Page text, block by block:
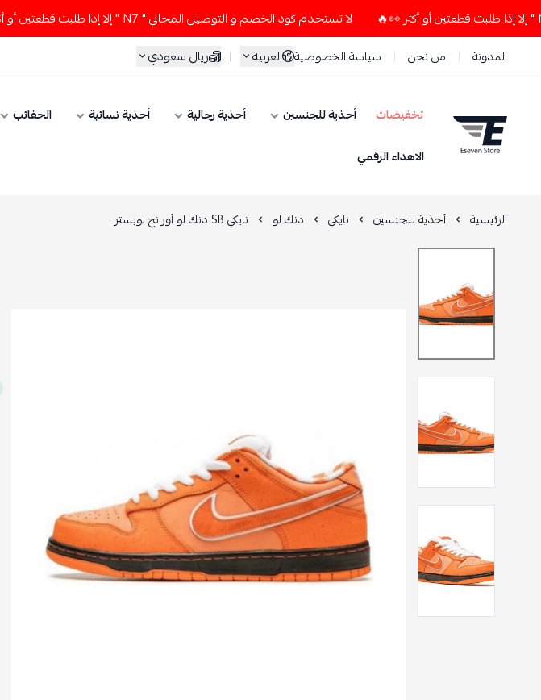
لا تستخدم كود الخصم و التوصيل المجاني " N7 " إلا إذا طلبت قطعتين أو أكثر 👀🔥
المدونة من نحن سياسة الخصوصية العربية | ريال سعودي
ESEVEN STORE
تخفيضات أحذية للجنسين أحذية رجالية أحذية نسائية الحقائب
الاهداء الرقمي
الرئيسية أحذية للجنسين نايكي دنك لو نايكي SB دنك لو أورانج لوبستر